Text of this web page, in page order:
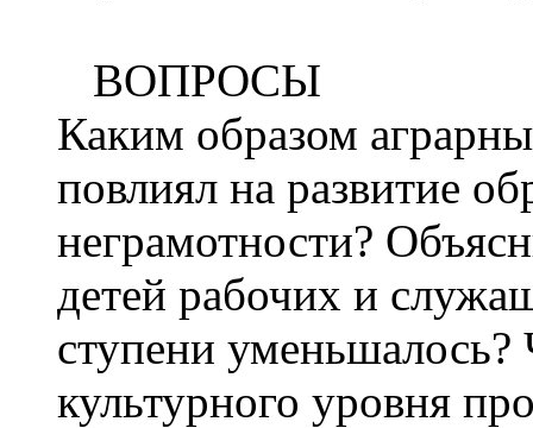
ВОПРОСЫ
Каким образом
повлиял на развитие
неграмотности?
детей рабочих и
ступени уменьшалось?
культурного уровня